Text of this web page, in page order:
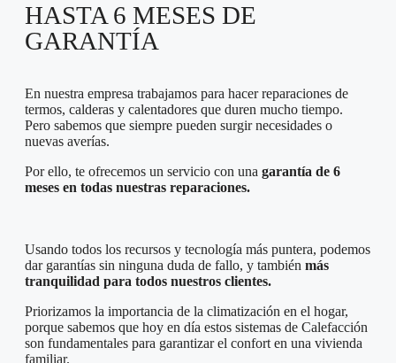
HASTA 6 MESES DE
GARANTÍA
En nuestra empresa trabajamos para hacer reparaciones de
termos, calderas y calentadores que duren mucho tiempo.
Pero sabemos que siempre pueden surgir necesidades o
nuevas averías.
Por ello, te ofrecemos un servicio con una garantía de 6
meses en todas nuestras reparaciones.
Usando todos los recursos y tecnología más puntera, podemos
dar garantías sin ninguna duda de fallo, y también más
tranquilidad para todos nuestros clientes.
Priorizamos la importancia de la climatización en el hogar,
porque sabemos que hoy en día estos sistemas de Calefacción
son fundamentales para garantizar el confort en una vivienda
familiar.